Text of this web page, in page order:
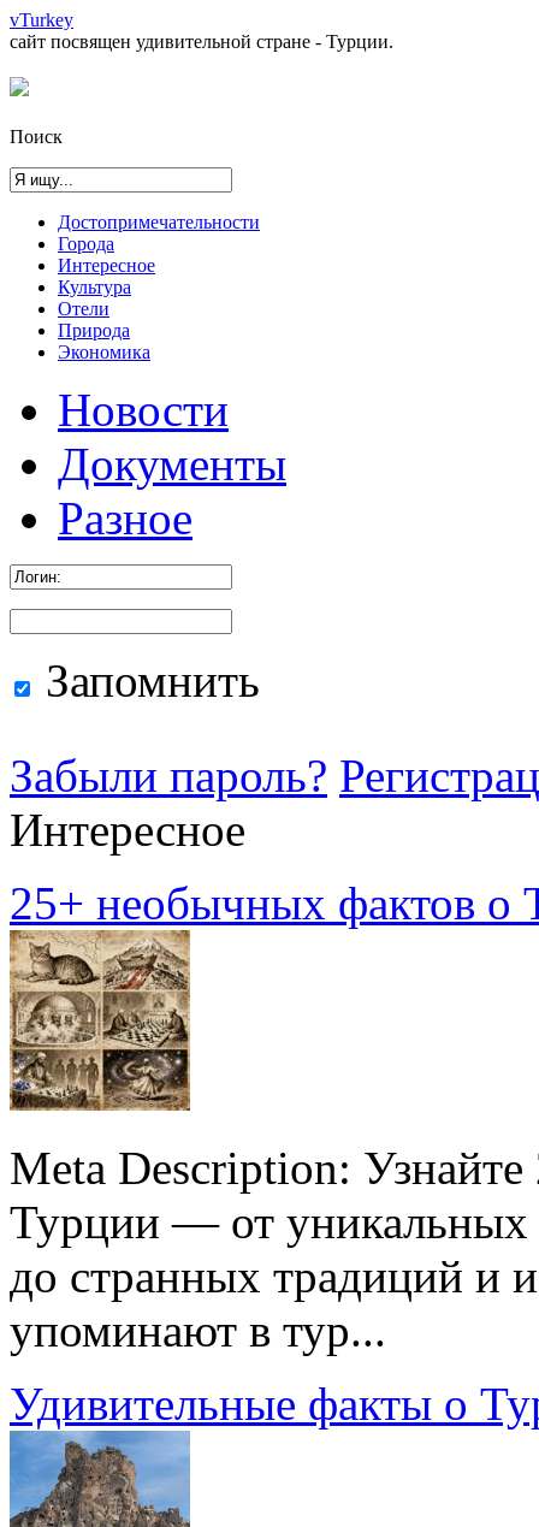
vTurkey
сайт посвящен удивительной стране - Турции.
Поиск
Достопримечательности
Города
Интересное
Культура
Отели
Природа
Экономика
Новости
Документы
Разное
Запомнить
Забыли пароль?
Интересное
25+ необычных фактов о
Meta Description:
Турции — от уникальных
до странных традиций и
упоминают в тур...
Удивительные факты о